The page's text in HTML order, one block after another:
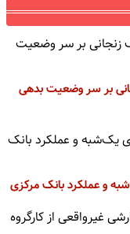
بر سر وضعیت بدهی
و عملکرد بانک‌ مرکزی